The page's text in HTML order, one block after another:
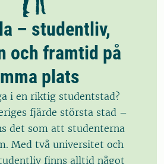
– studentliv,
och framtid på
plats
i en riktig studentstad?
fjärde största stad –
det som att studenterna
Med två universitet och
finns alltid något